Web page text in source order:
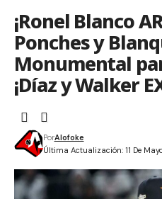
¡Ronel Blanco
Ponches y
Monumental
¡Díaz y Walker
Última Actualización: 11 De
PorAlofoke